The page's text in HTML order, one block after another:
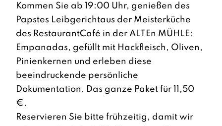
Kommen Sie ab 19:00 Uhr, genießen des
Papstes Leibgerichtaus der Meisterküche
des RestaurantCafé in der ALTEn MÜHLE:
Empanadas, gefüllt mit Hackfleisch, Oliven,
Pinienkernen und erleben diese
beeindruckende persönliche
Dokumentation. Das ganze Paket für 11,50
€.
Reservieren Sie bitte frühzeitig, damit wir